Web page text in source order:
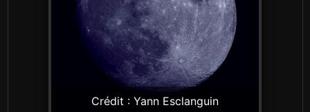
Crédit : Yann Esclanguin